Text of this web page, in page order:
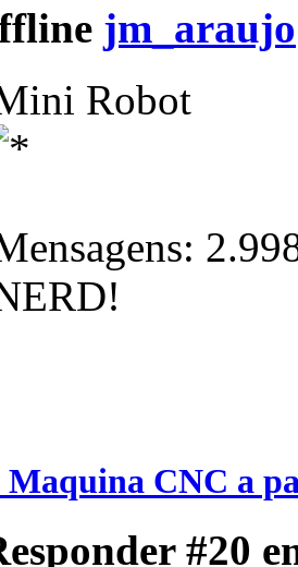
jm_araujo
Robot
Maquina CNC a
#20